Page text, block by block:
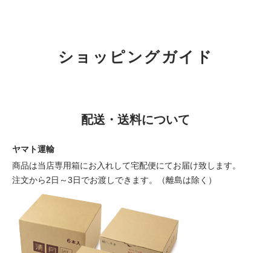
ショッピングガイド
配送・送料について
ヤマト運輸
商品は当店専用箱にお入れして宅配便にてお届け致します。
注文から2日～3日でお渡しできます。（離島は除く）